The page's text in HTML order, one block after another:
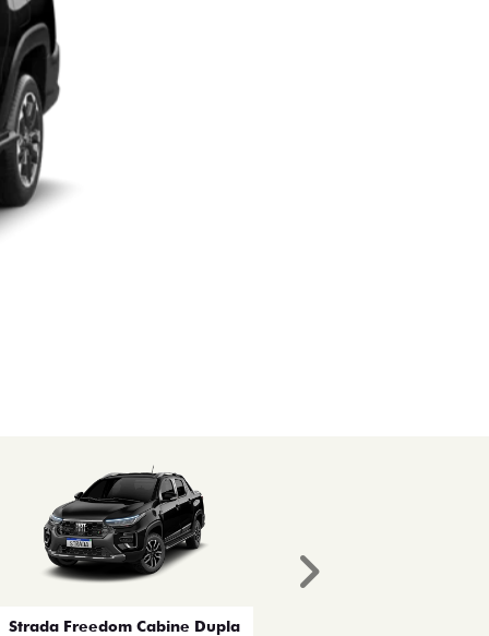
Strada Freedom Cabine Dupla
Próximo